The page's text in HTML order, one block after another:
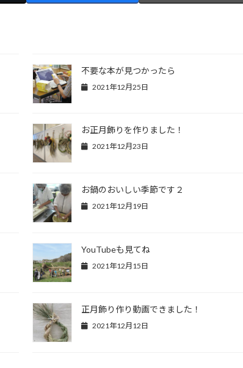
不要な本が見つかったら
2021年12月25日
お正月飾りを作りました！
2021年12月23日
お鍋のおいしい季節です２
2021年12月19日
YouTubeも見てね
2021年12月15日
正月飾り作り動画できました！
2021年12月12日